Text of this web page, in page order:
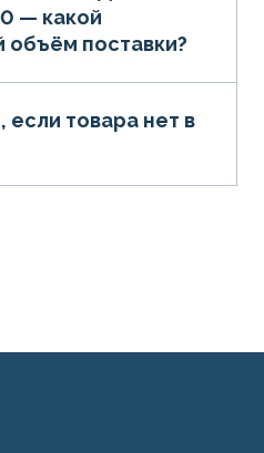
— какой
объём поставки?
если товара нет в